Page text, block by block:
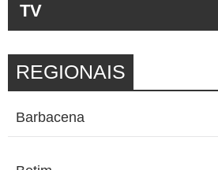
TV
REGIONAIS
Barbacena